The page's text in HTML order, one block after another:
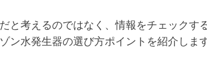
と考えるのではなく、情報をチェックする
ン水発生器の選び方ポイントを紹介しま